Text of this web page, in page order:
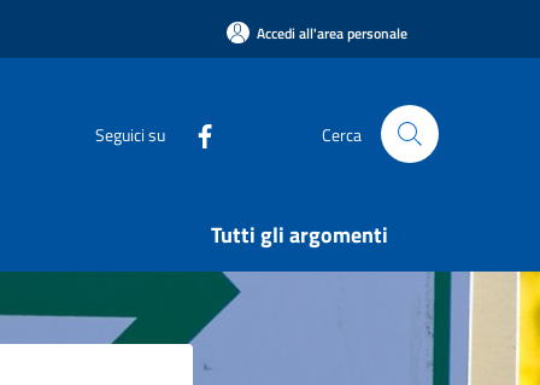
Accedi all'area personale
Seguici su Cerca
Tutti gli argomenti